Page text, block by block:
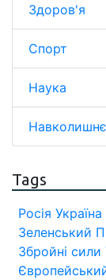
Здоров'я
Спорт
Наука
Tags
Росія Україна
Зеленський
Збройні сили